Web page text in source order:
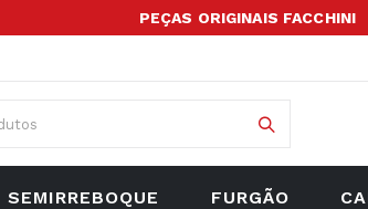
PEÇAS ORIGINAIS FACCHINI
SEMIRREBOQUE FURGÃO